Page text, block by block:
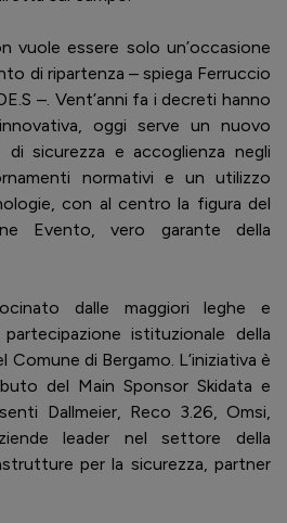
vuole essere solo un’occasione
di ripartenza – spiega Ferruccio
–. Vent’anni fa i decreti hanno
oggi serve un nuovo
sicurezza e accoglienza negli
normativi e un utilizzo
con al centro la figura del
Evento, vero garante della
dalle maggiori leghe e
istituzionale della
Comune di Bergamo. L’iniziativa è
del Main Sponsor Skidata e
Dallmeier, Reco 3.26, Omsi,
leader nel settore della
per la sicurezza, partner